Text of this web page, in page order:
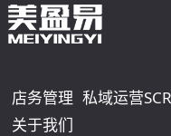
店务管理 私域运营
关于我们